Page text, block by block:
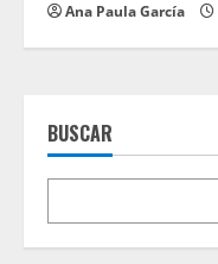
Ana Paula García
BUSCAR